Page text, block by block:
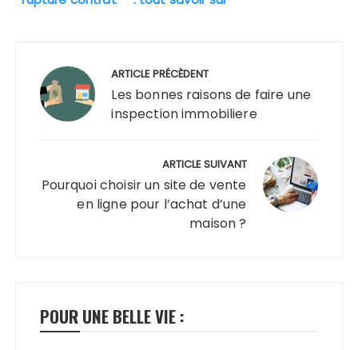
guide complet
pour protéger
vos intérêts
financiers
construire pour
pas
l’article
ARTICLE PRÉCÈDENT
Les bonnes raisons de faire une
inspection immobiliere
ARTICLE SUIVANT
Pourquoi choisir un site de vente
en ligne pour l’achat d’une
maison ?
POUR UNE BELLE VIE :